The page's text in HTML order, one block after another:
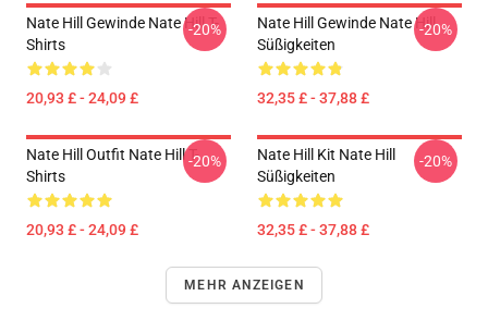
Nate Hill Gewinde Nate Hill T-
Shirts
20,93 £ - 24,09 £
-20%
Nate Hill Gewinde Nate Hill
Süßigkeiten
32,35 £ - 37,88 £
-20%
Nate Hill Outfit Nate Hill T-
Shirts
20,93 £ - 24,09 £
-20%
Nate Hill Kit Nate Hill
Süßigkeiten
32,35 £ - 37,88 £
-20%
MEHR ANZEIGEN